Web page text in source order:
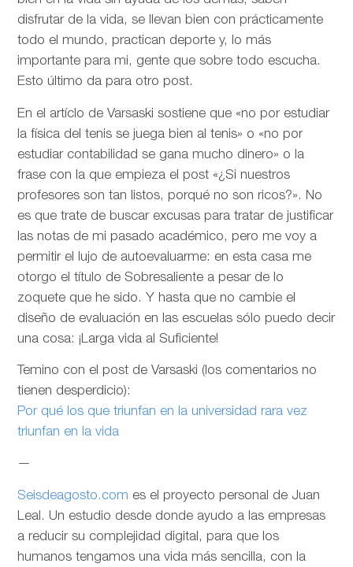
disfrutar de la vida, se llevan bien con prácticamente
todo el mundo, practican deporte y, lo más
importante para mi, gente que sobre todo escucha.
Esto último da para otro post.
En el artíclo deVarsaski sostiene que «no por estudiar
la física del tenis se juega bien al tenis» o «no por
estudiar contabilidad se gana mucho dinero» o la
frase con la que empieza el post «¿Si nuestros
profesores son tan listos, porqué no son ricos?». No
es que trate de buscar excusas para tratar de justificar
las notas de mi pasado académico, pero me voy a
permitir el lujo de autoevaluarme: en esta casa me
otorgo el título de Sobresaliente a pesar de lo
zoquete que he sido. Y hasta que no cambie el
diseño de evaluación en las escuelas sólo puedo decir
una cosa: ¡Larga vida al Suficiente!
Temino con el post de Varsaski (los comentarios no
tienen desperdicio):
Por qué los que triunfan en la universidad rara vez
triunfan en la vida
—
Seisdeagosto.com es el proyecto personal de Juan
Leal. Un estudio desde donde ayudo a las empresas
a reducir su complejidad digital, para que los
humanos tengamos una vida más sencilla, con la